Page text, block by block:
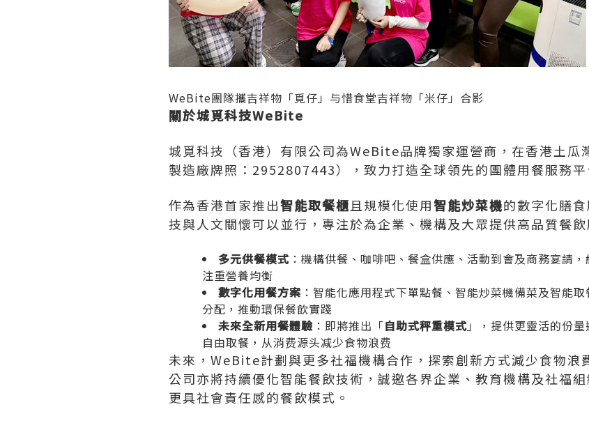
WeBite團隊攜吉祥物「覓仔」与惜食堂吉祥物「米仔」合影
關於城覓科技WeBite
城覓科技（香港）有限公司為WeBite品牌獨家運營商，在香港土瓜
製造廠牌照：2952807443），致力打造全球領先的團體用餐服務平
作為香港首家推出智能取餐櫃且規模化使用智能炒菜機的數字化膳
技與人文關懷可以並行，專注於為企業、機構及大眾提供高品質餐飲
多元供餐模式 ：機構供餐、咖啡吧、餐盒供應、活動到會及商務宴請
注重營養均衡
數字化用餐方案 ：智能化應用程式下單點餐、智能炒菜機備菜及智能
分配，推動環保餐飲實踐
未來全新用餐體驗 ：即將推出「自助式秤重模式」，提供更靈活的份
自由取餐，从消费源头减少食物浪费
未來，WeBite計劃與更多社福機構合作，探索創新方式減少食物浪
公司亦將持續優化智能餐飲技術，誠邀各界企業、教育機構及社福
更具社會責任感的餐飲模式。